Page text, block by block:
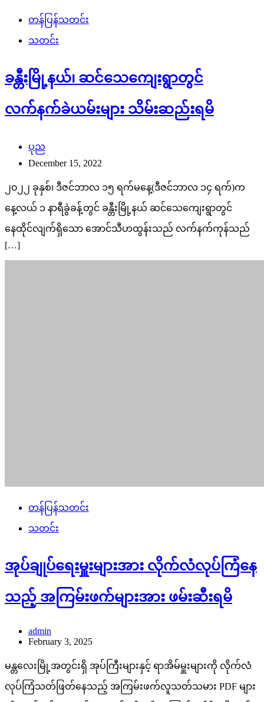
တန်ပြန်သတင်း
သတင်း
ခန္တီးမြို့နယ်၊ ဆင်သေကျေးရွာတွင်
လက်နက်ခဲယမ်းများ သိမ်းဆည်းရမိ
ပုည
December 15, 2022
၂၀၂၂ ခုနှစ်၊ ဒီဇင်ဘာလ ၁၅ ရက်မနေ့(ဒီဇင်ဘာလ ၁၄ ရက်)က
နေ့လယ် ၁ နာရီခွဲခန့်တွင် ခန္တီးမြို့နယ် ဆင်သေကျေးရွာတွင်
နေထိုင်လျက်ရှိသော အောင်သီဟထွန်းသည် လက်နက်ကုန်သည်
[…]
တန်ပြန်သတင်း
သတင်း
အုပ်ချုပ်ရေးမှူးများအား လိုက်လံလုပ်ကြံနေ
သည့် အကြမ်းဖက်များအား ဖမ်းဆီးရမိ
admin
February 3, 2025
မန္တလေးမြို့အတွင်းရှိ အုပ်ကြီးများနှင့် ရာအိမ်မှူးများကို လိုက်လံ
လုပ်ကြံသတ်ဖြတ်နေသည့် အကြမ်းဖက်လူသတ်သမား PDF များ